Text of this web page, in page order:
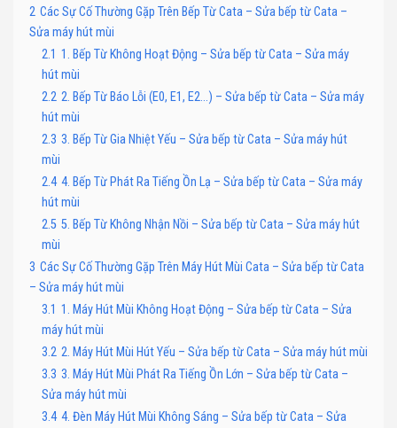
2 Các Sự Cố Thường Gặp Trên Bếp Từ Cata – Sửa bếp từ Cata –
Sửa máy hút mùi
2.1 1. Bếp Từ Không Hoạt Động – Sửa bếp từ Cata – Sửa máy
hút mùi
2.2 2. Bếp Từ Báo Lỗi (E0, E1, E2…) – Sửa bếp từ Cata – Sửa máy
hút mùi
2.3 3. Bếp Từ Gia Nhiệt Yếu – Sửa bếp từ Cata – Sửa máy hút
mùi
2.4 4. Bếp Từ Phát Ra Tiếng Ồn Lạ – Sửa bếp từ Cata – Sửa máy
hút mùi
2.5 5. Bếp Từ Không Nhận Nồi – Sửa bếp từ Cata – Sửa máy hút
mùi
3 Các Sự Cố Thường Gặp Trên Máy Hút Mùi Cata – Sửa bếp từ Cata
– Sửa máy hút mùi
3.1 1. Máy Hút Mùi Không Hoạt Động – Sửa bếp từ Cata – Sửa
máy hút mùi
3.2 2. Máy Hút Mùi Hút Yếu – Sửa bếp từ Cata – Sửa máy hút mùi
3.3 3. Máy Hút Mùi Phát Ra Tiếng Ồn Lớn – Sửa bếp từ Cata –
Sửa máy hút mùi
3.4 4. Đèn Máy Hút Mùi Không Sáng – Sửa bếp từ Cata – Sửa